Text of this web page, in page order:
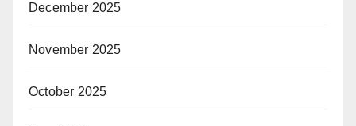
December 2025
November 2025
October 2025